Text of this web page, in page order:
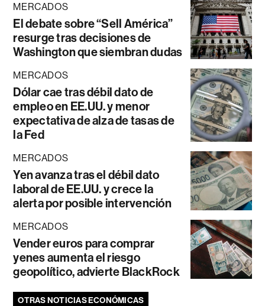
MERCADOS
El debate sobre “Sell América”
resurge tras decisiones de
Washington que siembran dudas
MERCADOS
Dólar cae tras débil dato de
empleo en EE.UU. y menor
expectativa de alza de tasas de
la Fed
MERCADOS
Yen avanza tras el débil dato
laboral de EE.UU. y crece la
alerta por posible intervención
MERCADOS
Vender euros para comprar
yenes aumenta el riesgo
geopolítico, advierte BlackRock
OTRAS NOTICIAS ECONÓMICAS